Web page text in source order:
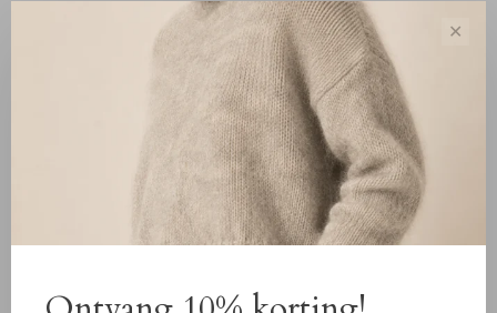
Showing 1 - 0 of 0
Shoes
✕